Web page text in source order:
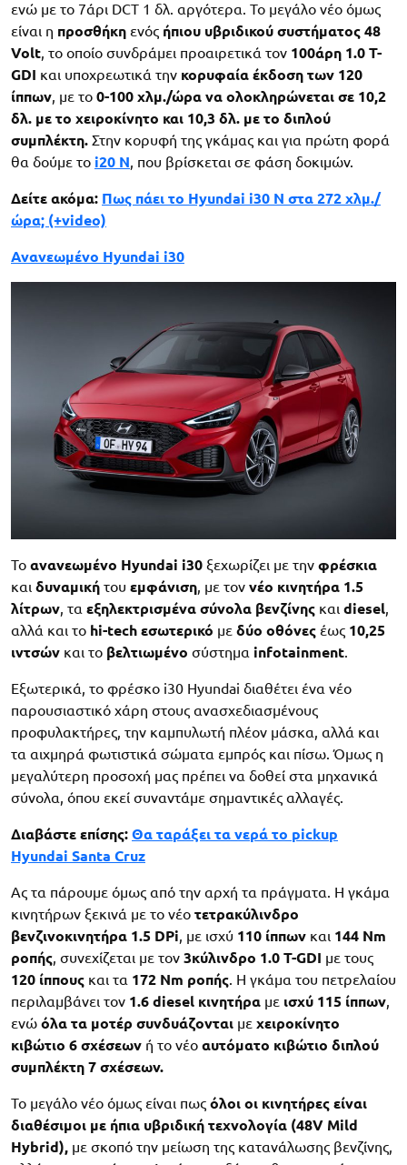
ενώ με το 7άρι DCT 1 δλ. αργότερα. Το μεγάλο νέο όμως
είναι η προσθήκη ενός ήπιου υβριδικού συστήματος 48
Volt, το οποίο συνδράμει προαιρετικά τον 100άρη 1.0 T-
GDI και υποχρεωτικά την κορυφαία έκδοση των 120
ίππων, με το 0-100 χλμ./ώρα να ολοκληρώνεται σε 10,2
δλ. με το χειροκίνητο και 10,3 δλ. με το διπλού
συμπλέκτη. Στην κορυφή της γκάμας και για πρώτη φορά
θα δούμε το i20 N, που βρίσκεται σε φάση δοκιμών.
Δείτε ακόμα: Πως πάει το Hyundai i30 N στα 272 χλμ./
ώρα; (+video)
Ανανεωμένο Hyundai i30
Το ανανεωμένο Hyundai i30 ξεχωρίζει με την φρέσκια
και δυναμική του εμφάνιση, με τον νέο κινητήρα 1.5
λίτρων, τα εξηλεκτρισμένα σύνολα βενζίνης και diesel,
αλλά και το hi-tech εσωτερικό με δύο οθόνες έως 10,25
ιντσών και το βελτιωμένο σύστημα infotainment.
Εξωτερικά, το φρέσκο i30 Hyundai διαθέτει ένα νέο
παρουσιαστικό χάρη στους ανασχεδιασμένους
προφυλακτήρες, την καμπυλωτή πλέον μάσκα, αλλά και
τα αιχμηρά φωτιστικά σώματα εμπρός και πίσω. Όμως η
μεγαλύτερη προσοχή μας πρέπει να δοθεί στα μηχανικά
σύνολα, όπου εκεί συναντάμε σημαντικές αλλαγές.
Διαβάστε επίσης: Θα ταράξει τα νερά το pickup
Hyundai Santa Cruz
Ας τα πάρουμε όμως από την αρχή τα πράγματα. Η γκάμα
κινητήρων ξεκινά με το νέο τετρακύλινδρο
βενζινοκινητήρα 1.5 DPi, με ισχύ 110 ίππων και 144 Nm
ροπής, συνεχίζεται με τον 3κύλινδρο 1.0 T-GDI με τους
120 ίππους και τα 172 Nm ροπής. Η γκάμα του πετρελαίου
περιλαμβάνει τον 1.6 diesel κινητήρα με ισχύ 115 ίππων,
ενώ όλα τα μοτέρ συνδυάζονται με χειροκίνητο
κιβώτιο 6 σχέσεων ή το νέο αυτόματο κιβώτιο διπλού
συμπλέκτη 7 σχέσεων.
Το μεγάλο νέο όμως είναι πως όλοι οι κινητήρες είναι
διαθέσιμοι με ήπια υβριδική τεχνολογία (48V Mild
Hybrid), με σκοπό την μείωση της κατανάλωσης βενζίνης,